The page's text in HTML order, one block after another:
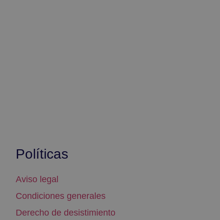
Políticas
Aviso legal
Condiciones generales
Derecho de desistimiento